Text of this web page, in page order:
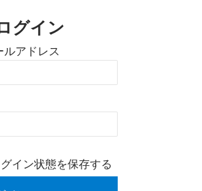
グイン
ルアドレス
グイン状態を保存する